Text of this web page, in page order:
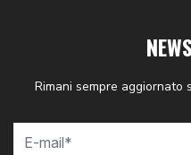
Rimani sempre aggiornato